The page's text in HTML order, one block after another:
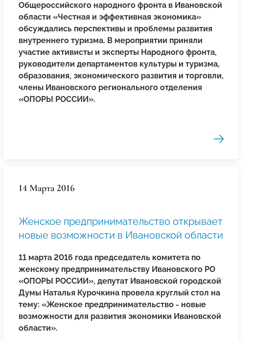
Общероссийского народного фронта в Ивановской
области «Честная и эффективная экономика»
обсуждались перспективы и проблемы развития
внутреннего туризма. В мероприятии приняли
участие активисты и эксперты Народного фронта,
руководители департаментов культуры и туризма,
образования, экономического развития и торговли,
члены Ивановского регионального отделения
«ОПОРЫ РОССИИ».
14 Марта 2016
Женское предпринимательство открывает
новые возможности в Ивановской области
11 марта 2016 года председатель комитета по
женскому предпринимательству Ивановского РО
«ОПОРЫ РОССИИ», депутат Ивановской городской
Думы Наталья Курочкина провела круглый стол на
тему: «Женское предпринимательство - новые
возможности для развития экономики Ивановской
области».